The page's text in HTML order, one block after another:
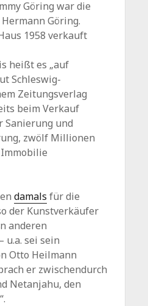
Göring war die
Göring.
1958 verkauft
heißt es „auf
Schleswig-
Zeitungsverlag
beim Verkauf
Sanierung und
zwölf Millionen
damals für die
der Kunstverkäufer
anderen
u.a. sei sein
Otto Heilmann
er zwischendurch
Netanjahu, den